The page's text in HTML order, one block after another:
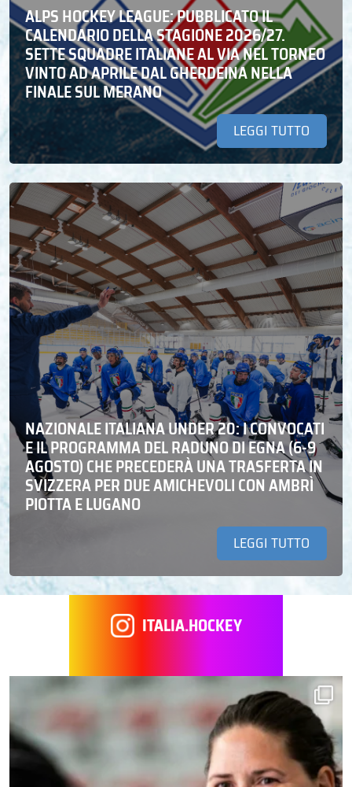
ALPS HOCKEY LEAGUE: PUBBLICATO IL
CALENDARIO DELLA STAGIONE 2026/27.
SETTE SQUADRE ITALIANE AL VIA NEL TORNEO
VINTO AD APRILE DAL GHERDEINA NELLA
FINALE SUL MERANO
LEGGI TUTTO
NAZIONALE ITALIANA UNDER 20: I CONVOCATI
E IL PROGRAMMA DEL RADUNO DI EGNA (6-9
AGOSTO) CHE PRECEDERÀ UNA TRASFERTA IN
SVIZZERA PER DUE AMICHEVOLI CON AMBRÌ
PIOTTA E LUGANO
LEGGI TUTTO
ITALIA.HOCKEY